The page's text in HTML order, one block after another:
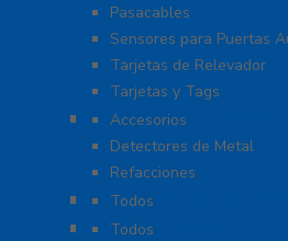
Pasacables
Sensores para Puertas
Tarjetas de Relevador
Tarjetas y Tags
Detectores De Metal
Accesorios
Detectores de Metal
Refacciones
Control De Rondas
Todos
Equipo Blindado
Todos